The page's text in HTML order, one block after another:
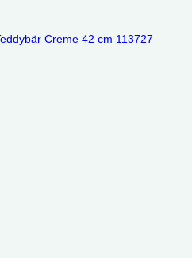
Creme 42 cm 113727